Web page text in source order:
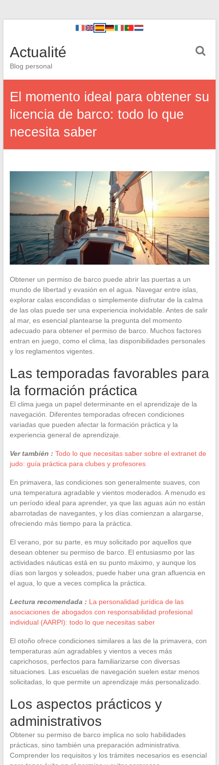
Actualité
Blog personal
El momento ideal para obtener su
licencia de barco: todo lo que
necesita saber
Obtener un permiso de barco puede abrir las puertas a un
mundo de libertad y evasión en el agua. Navegar entre islas,
explorar calas escondidas o simplemente disfrutar de la calma
de las olas puede ser una experiencia inolvidable. Antes de salir
al mar, es esencial plantearse la pregunta del momento
adecuado para obtener el permiso de barco. Muchos factores
entran en juego, como el clima, las disponibilidades personales
y los reglamentos vigentes.
Las temporadas favorables para
la formación práctica
El clima juega un papel determinante en el aprendizaje de la
navegación. Diferentes temporadas ofrecen condiciones
variadas que pueden afectar la formación práctica y la
experiencia general de aprendizaje.
Ver también : Todo lo que necesitas saber sobre el extranet de
judo: guía práctica para clubes y profesores
En primavera, las condiciones son generalmente suaves, con
una temperatura agradable y vientos moderados. A menudo es
un período ideal para aprender, ya que las aguas aún no están
abarrotadas de navegantes, y los días comienzan a alargarse,
ofreciendo más tiempo para la práctica.
El verano, por su parte, es muy solicitado por aquellos que
desean obtener su permiso de barco. El entusiasmo por las
actividades náuticas está en su punto máximo, y aunque los
días son largos y soleados, puede haber una gran afluencia en
el agua, lo que a veces complica la práctica.
Lectura recomendada : La personalidad jurídica de las
asociaciones de abogados con responsabilidad profesional
individual (AARPI): todo lo que necesitas saber
El otoño ofrece condiciones similares a las de la primavera, con
temperaturas aún agradables y vientos a veces más
caprichosos, perfectos para familiarizarse con diversas
situaciones. Las escuelas de navegación suelen estar menos
solicitadas, lo que permite un aprendizaje más personalizado.
Los aspectos prácticos y
administrativos
Obtener su permiso de barco implica no solo habilidades
prácticas, sino también una preparación administrativa.
Comprender los requisitos y los trámites necesarios es esencial